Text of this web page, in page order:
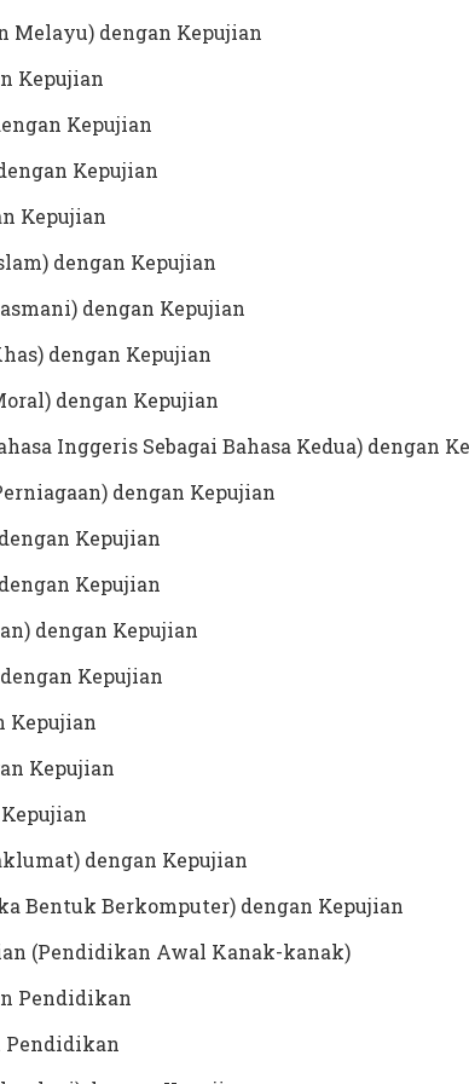
Melayu) dengan Kepujian
Kepujian
Kepujian
Kepujian
Kepujian
dengan Kepujian
dengan Kepujian
dengan Kepujian
dengan Kepujian
Inggeris Sebagai Bahasa Kedua) dengan
dengan Kepujian
Kepujian
Kepujian
dengan Kepujian
Kepujian
Kepujian
Kepujian
dengan Kepujian
Bentuk Berkomputer) dengan Kepujian
(Pendidikan Awal Kanak-kanak)
Pendidikan
Pendidikan